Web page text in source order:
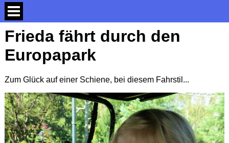
Frieda fährt durch den
Europapark
Zum Glück auf einer Schiene, bei diesem Fahrstil...